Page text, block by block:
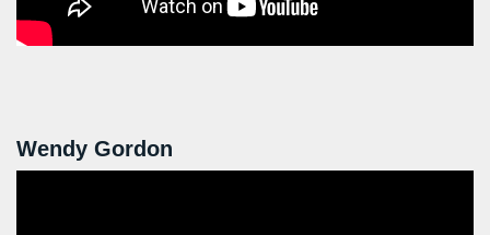
Wendy Gordon